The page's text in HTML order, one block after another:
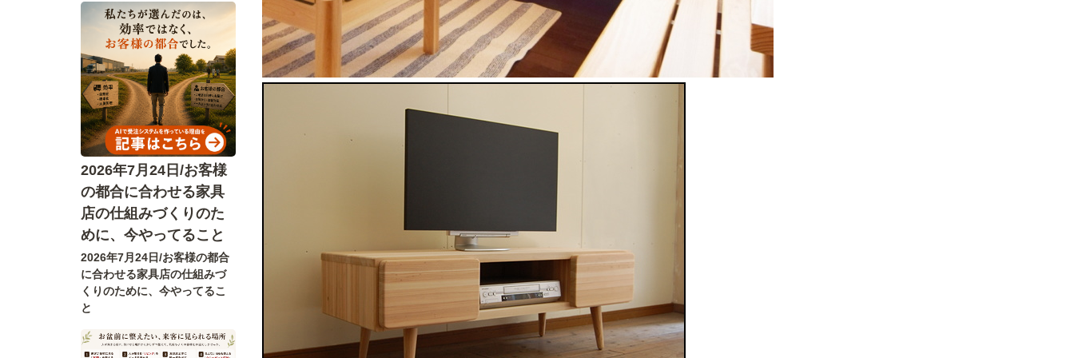
2026年7月24日/お客様
の都合に合わせる家具
店の仕組みづくりのた
めに、今やってること
2026年7月24日/お客様の都合
に合わせる家具店の仕組みづ
くりのために、今やってるこ
と